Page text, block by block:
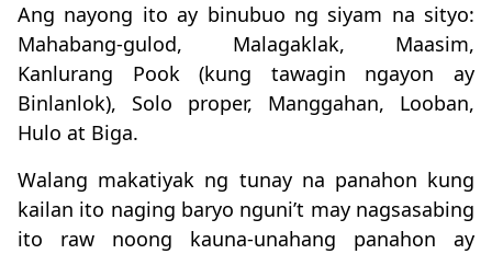
Ang nayong ito ay binubuo ng siyam na sityo:
Mahabang-gulod, Malagaklak, Maasim,
Kanlurang Pook (kung tawagin ngayon ay
Binlanlok), Solo proper, Manggahan, Looban,
Hulo at Biga.
Walang makatiyak ng tunay na panahon kung
kailan ito naging baryo nguni’t may nagsasabing
ito raw noong kauna-unahang panahon ay